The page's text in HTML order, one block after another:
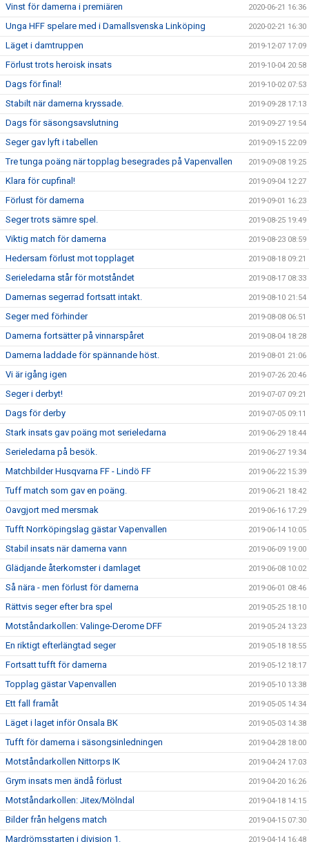
Vinst för damerna i premiären 2020-06-21 16:36
Unga HFF spelare med i Damallsvenska Linköping 2020-02-21 16:30
Läget i damtruppen 2019-12-07 17:09
Förlust trots heroisk insats 2019-10-04 20:58
Dags för final! 2019-10-02 07:53
Stabilt när damerna kryssade. 2019-09-28 17:13
Dags för säsongsavslutning 2019-09-27 19:54
Seger gav lyft i tabellen 2019-09-15 22:09
Tre tunga poäng när topplag besegrades på Vapenvallen 2019-09-08 19:25
Klara för cupfinal! 2019-09-04 12:27
Förlust för damerna 2019-09-01 16:23
Seger trots sämre spel. 2019-08-25 19:49
Viktig match för damerna 2019-08-23 08:59
Hedersam förlust mot topplaget 2019-08-18 09:21
Serieledarna står för motståndet 2019-08-17 08:33
Damernas segerrad fortsatt intakt. 2019-08-10 21:54
Seger med förhinder 2019-08-08 06:51
Damerna fortsätter på vinnarspåret 2019-08-04 18:28
Damerna laddade för spännande höst. 2019-08-01 21:06
Vi är igång igen 2019-07-26 20:46
Seger i derbyt! 2019-07-07 09:21
Dags för derby 2019-07-05 09:11
Stark insats gav poäng mot serieledarna 2019-06-29 18:44
Serieledarna på besök. 2019-06-27 19:34
Matchbilder Husqvarna FF - Lindö FF 2019-06-22 15:39
Tuff match som gav en poäng. 2019-06-21 18:42
Oavgjort med mersmak 2019-06-16 17:29
Tufft Norrköpingslag gästar Vapenvallen 2019-06-14 10:05
Stabil insats när damerna vann 2019-06-09 19:00
Glädjande återkomster i damlaget 2019-06-08 10:02
Så nära - men förlust för damerna 2019-06-01 08:46
Rättvis seger efter bra spel 2019-05-25 18:10
Motståndarkollen: Valinge-Derome DFF 2019-05-24 13:23
En riktigt efterlängtad seger 2019-05-18 18:55
Fortsatt tufft för damerna 2019-05-12 18:17
Topplag gästar Vapenvallen 2019-05-10 13:38
Ett fall framåt 2019-05-05 14:34
Läget i laget inför Onsala BK 2019-05-03 14:38
Tufft för damerna i säsongsinledningen 2019-04-28 18:00
Motståndarkollen Nittorps IK 2019-04-24 17:03
Grym insats men ändå förlust 2019-04-20 16:26
Motståndarkollen: Jitex/Mölndal 2019-04-18 14:15
Bilder från helgens match 2019-04-15 07:30
Mardrömsstarten i division 1. 2019-04-14 16:48